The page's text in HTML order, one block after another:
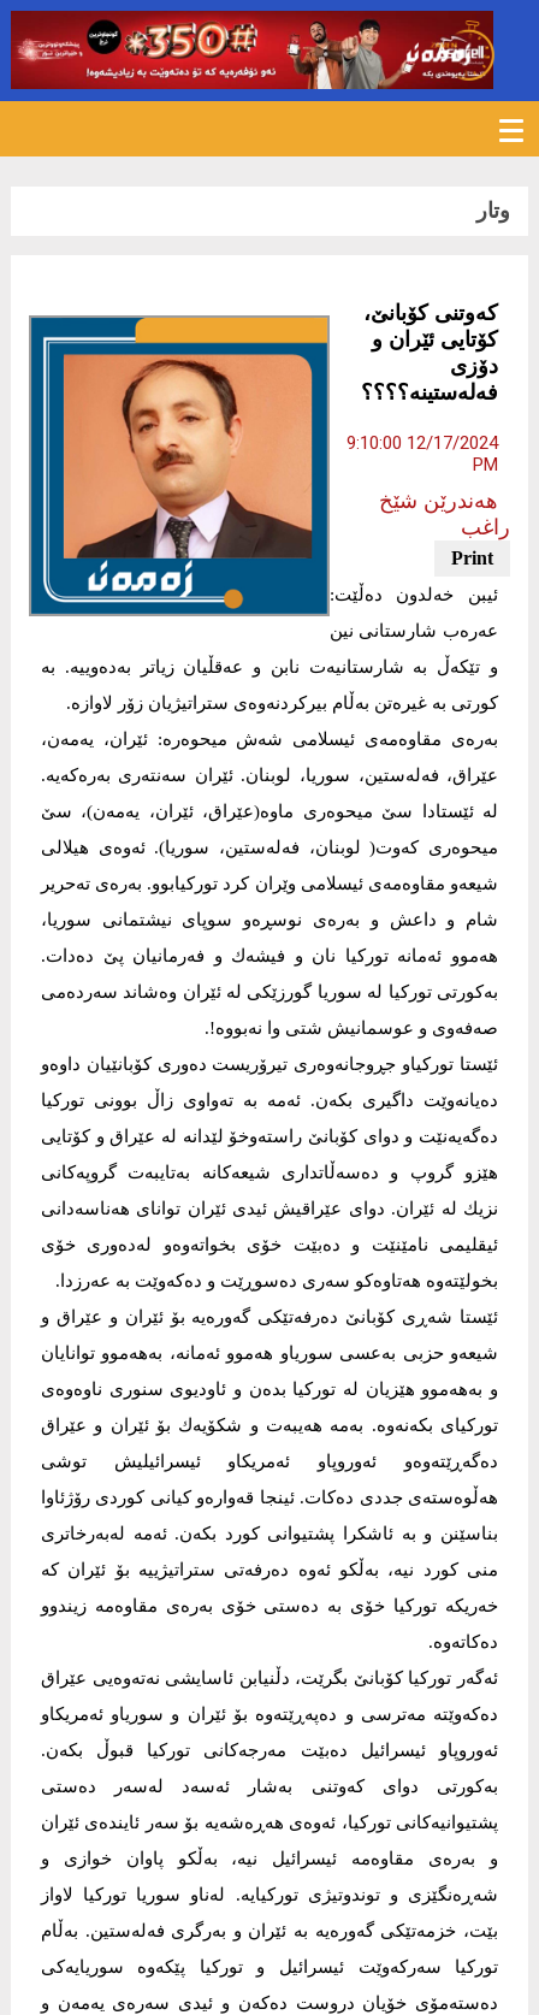
وتار
كەوتنی كۆبانێ،
كۆتایی ئێران و
دۆزی
فەلەستینە؟؟؟؟
12/17/2024 9:10:00
PM
هەندرێن شێخ
راغب
ئیبن خەلدون دەڵێت:
عەرەب شارستانی نین
و تێكەڵ بە شارستانیەت نابن و عەقڵیان زیاتر بەدەوییە. بە
كورتی بە غیرەتن بەڵام بیركردنەوەی ستراتیژیان زۆر لاوازە.
بەرەی مقاوەمەی ئیسلامی شەش میحوەرە: ئێران، یەمەن،
عێراق، فەلەستین، سوریا، لوبنان. ئێران سەنتەری بەرەكەیە.
لە ئێستادا سێ میحوەری ماوە(عێراق، ئێران، یەمەن)، سێ
میحوەری كەوت( لوبنان، فەلەستین، سوریا). ئەوەی هیلالی
شیعەو مقاوەمەی ئیسلامی وێران كرد توركیابوو. بەرەی تەحریر
شام و داعش و بەرەی نوسڕەو سوپای نیشتمانی سوریا،
هەموو ئەمانە توركیا نان و فیشەك و فەرمانیان پێ دەدات.
بەكورتی توركیا لە سوریا گورزێكی لە ئێران وەشاند سەردەمی
صەفەوی و عوسمانیش شتی وا نەبووە!.
ئێستا توركیاو جڕوجانەوەری تیرۆریست دەوری كۆبانێیان داوەو
دەیانەوێت داگیری بكەن. ئەمە بە تەواوی زاڵ بوونی توركیا
دەگەیەنێت و دوای كۆبانێ راستەوخۆ لێدانە لە عێراق و كۆتایی
هێزو گروپ و دەسەڵاتداری شیعەكانە بەتایبەت گروپەكانی
نزیك لە ئێران. دوای عێراقیش ئیدی ئێران توانای هەناسەدانی
ئیقلیمی نامێنێت و دەبێت خۆی بخواتەوەو لەدەوری خۆی
بخولێتەوە هەتاوەكو سەری دەسوڕێت و دەكەوێت بە عەرزدا.
ئێستا شەڕی كۆبانێ دەرفەتێكی گەورەیە بۆ ئێران و عێراق و
شیعەو حزبی بەعسی سوریاو هەموو ئەمانە، بەهەموو توانایان
و بەهەموو هێزیان لە توركیا بدەن و ئاودیوی سنوری ناوەوەی
توركیای بكەنەوە. بەمە هەیبەت و شكۆیەك بۆ ئێران و عێراق
دەگەڕێتەوەو ئەوروپاو ئەمریكاو ئیسرائیلیش توشی
هەڵوەستەی جددی دەكات. ئینجا قەوارەو كیانی كوردی رۆژئاوا
بناسێنن و بە ئاشكرا پشتیوانی كورد بكەن. ئەمە لەبەرخاتری
منی كورد نیە، بەڵكو ئەوە دەرفەتی ستراتیژییە بۆ ئێران كە
خەریكە توركیا خۆی بە دەستی خۆی بەرەی مقاوەمە زیندوو
دەكاتەوە.
ئەگەر توركیا كۆبانێ بگرێت، دڵنیابن ئاسایشی نەتەوەیی عێراق
دەكەوێتە مەترسی و دەپەڕێتەوە بۆ ئێران و سوریاو ئەمریكاو
ئەوروپاو ئیسرائیل دەبێت مەرجەكانی توركیا قبوڵ بكەن.
بەكورتی دوای كەوتنی بەشار ئەسەد لەسەر دەستی
پشتیوانیەكانی توركیا، ئەوەی هەڕەشەیە بۆ سەر ئایندەی ئێران
و بەرەی مقاوەمە ئیسرائیل نیە، بەڵكو پاوان خوازی و
شەڕەنگێزی و توندوتیژی توركیایە. لەناو سوریا توركیا لاواز
بێت، خزمەتێكی گەورەیە بە ئێران و بەرگری فەلەستین. بەڵام
توركیا سەركەوێت ئیسرائیل و توركیا پێكەوە سوریایەكی
دەستەمۆی خۆیان دروست دەكەن و ئیدی سەرەی یەمەن و